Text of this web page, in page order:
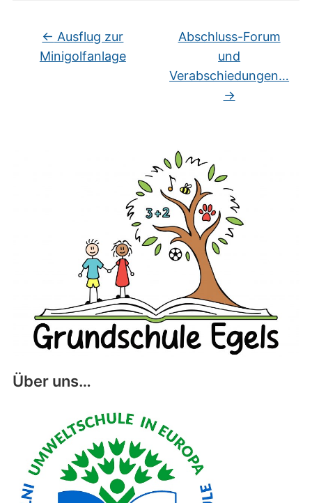
Über uns…
← Ausflug zur
Minigolfanlage
Abschluss-Forum
und
Verabschiedungen…
→